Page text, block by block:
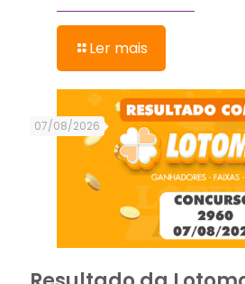
Ler mais
07/08/2026